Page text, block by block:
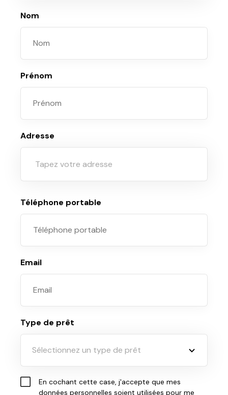
Nom
Prénom
Adresse
Téléphone portable
Email
Type de prêt
Sélectionnez un type de prêt
En cochant cette case, j'accepte que mes
données personnelles soient utilisées pour me